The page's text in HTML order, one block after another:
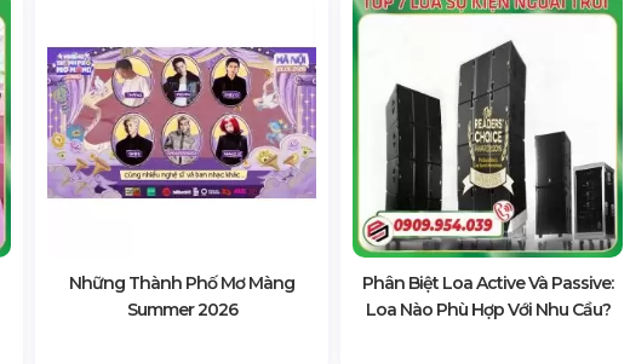
Những Thành Phố Mơ Màng
Summer 2026
Phân Biệt Loa Active Và Passive:
Loa Nào Phù Hợp Với Nhu Cầu?